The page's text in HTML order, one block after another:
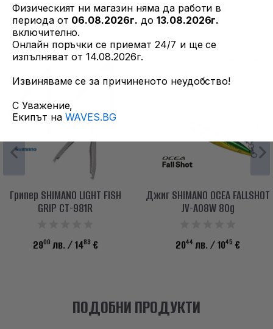
ОЩЕ ОТ ТОЗИ ПРОИЗВОДИТЕЛ
Грипер SHIMANO LIGHT FISH
GRIP CT-981R
2900 лв. / 1483 €
Джиг SHIMANO OCEA FALLSHOT
JV-A08W 80g
2044 лв. / 1045 €
ПОДОБНИ ПРОДУКТИ
Физическият ни магазин няма да работи в
периода от 06.08.2026г. до 13.08.2026г.
включително.
Онлайн поръчки се приемат 24/7 и ще се
изпълняват от 14.08.2026г.
Извиняваме се за причиненото неудобство!
С Уважение,
Екипът на WAVES.BG